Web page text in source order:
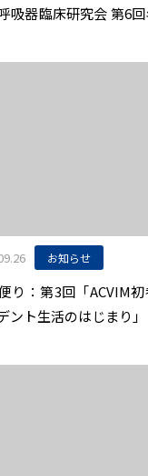
吸器臨床研究会 第6
お知らせ
り：第3回「ACVIM
ント生活のはじまり」